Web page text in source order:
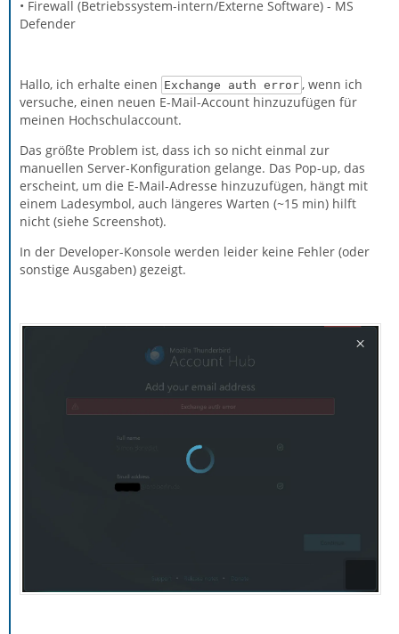
• Firewall (Betriebssystem-intern/Externe Software) - MS
Defender
Hallo, ich erhalte einen Exchange auth error , wenn ich
versuche, einen neuen E-Mail-Account hinzuzufügen für
meinen Hochschulaccount.
Das größte Problem ist, dass ich so nicht einmal zur
manuellen Server-Konfiguration gelange. Das Pop-up, das
erscheint, um die E-Mail-Adresse hinzuzufügen, hängt mit
einem Ladesymbol, auch längeres Warten (~15 min) hilft
nicht (siehe Screenshot).
In der Developer-Konsole werden leider keine Fehler (oder
sonstige Ausgaben) gezeigt.